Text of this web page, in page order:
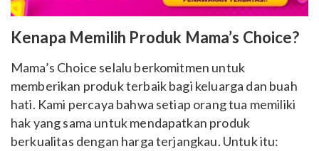
Kenapa Memilih Produk Mama’s Choice?
Mama’s Choice selalu berkomitmen untuk
memberikan produk terbaik bagi keluarga dan buah
hati. Kami percaya bahwa setiap orang tua memiliki
hak yang sama untuk mendapatkan produk
berkualitas dengan harga terjangkau. Untuk itu: